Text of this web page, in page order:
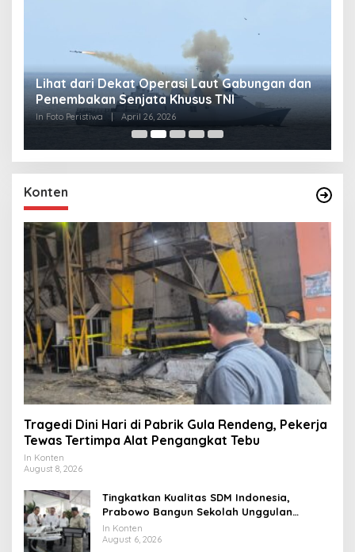
Lihat dari Dekat Operasi Laut Gabungan dan
Penembakan Senjata Khusus TNI
In Foto Peristiwa April 26, 2026
Konten
Tragedi Dini Hari di Pabrik Gula Rendeng, Pekerja
Tewas Tertimpa Alat Pengangkat Tebu
In Konten
August 8, 2026
Tingkatkan Kualitas SDM Indonesia,
Prabowo Bangun Sekolah Unggulan
hingga Undang Universitas Terbaik Dunia
In Konten
August 6, 2026